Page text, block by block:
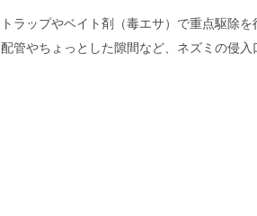
トラップやベイト剤（毒エサ）で重点駆除
配管やちょっとした隙間など、ネズミの侵